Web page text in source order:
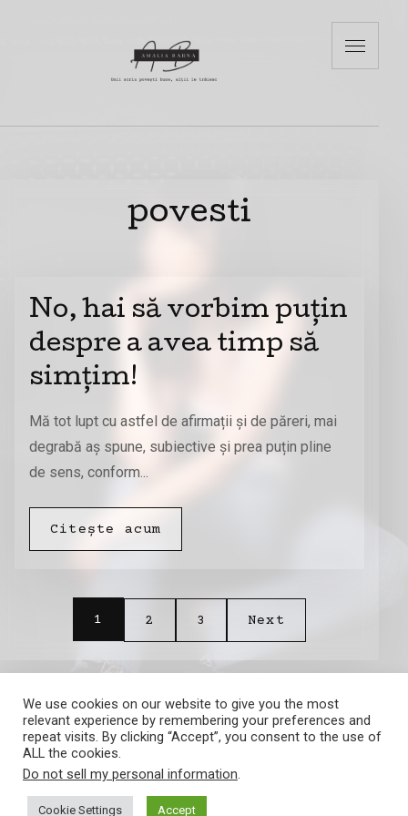
povesti
No, hai să vorbim puțin
despre a avea timp să
simțim!
Mă tot lupt cu astfel de afirmații și de păreri, mai
degrabă aș spune, subiective și prea puțin pline
de sens, conform...
Citește acum
Posts pagination
1 2 3 Next
Amalia Barna
We use cookies on our website to give you the most
relevant experience by remembering your preferences and
repeat visits. By clicking “Accept”, you consent to the use of
ALL the cookies.
Do not sell my personal information.
Cookie Settings Accept